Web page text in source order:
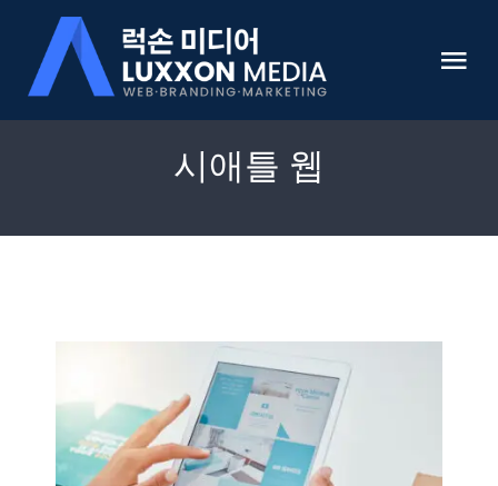
content
온라인 마케팅
시애틀 웹